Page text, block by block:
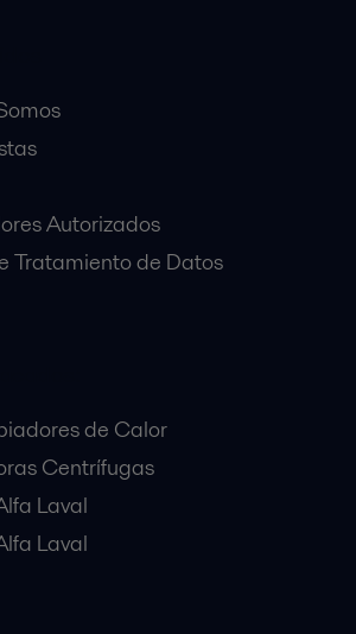
Autorizados
Tratamiento de Datos
de Calor
Centrífugas
Laval
Laval